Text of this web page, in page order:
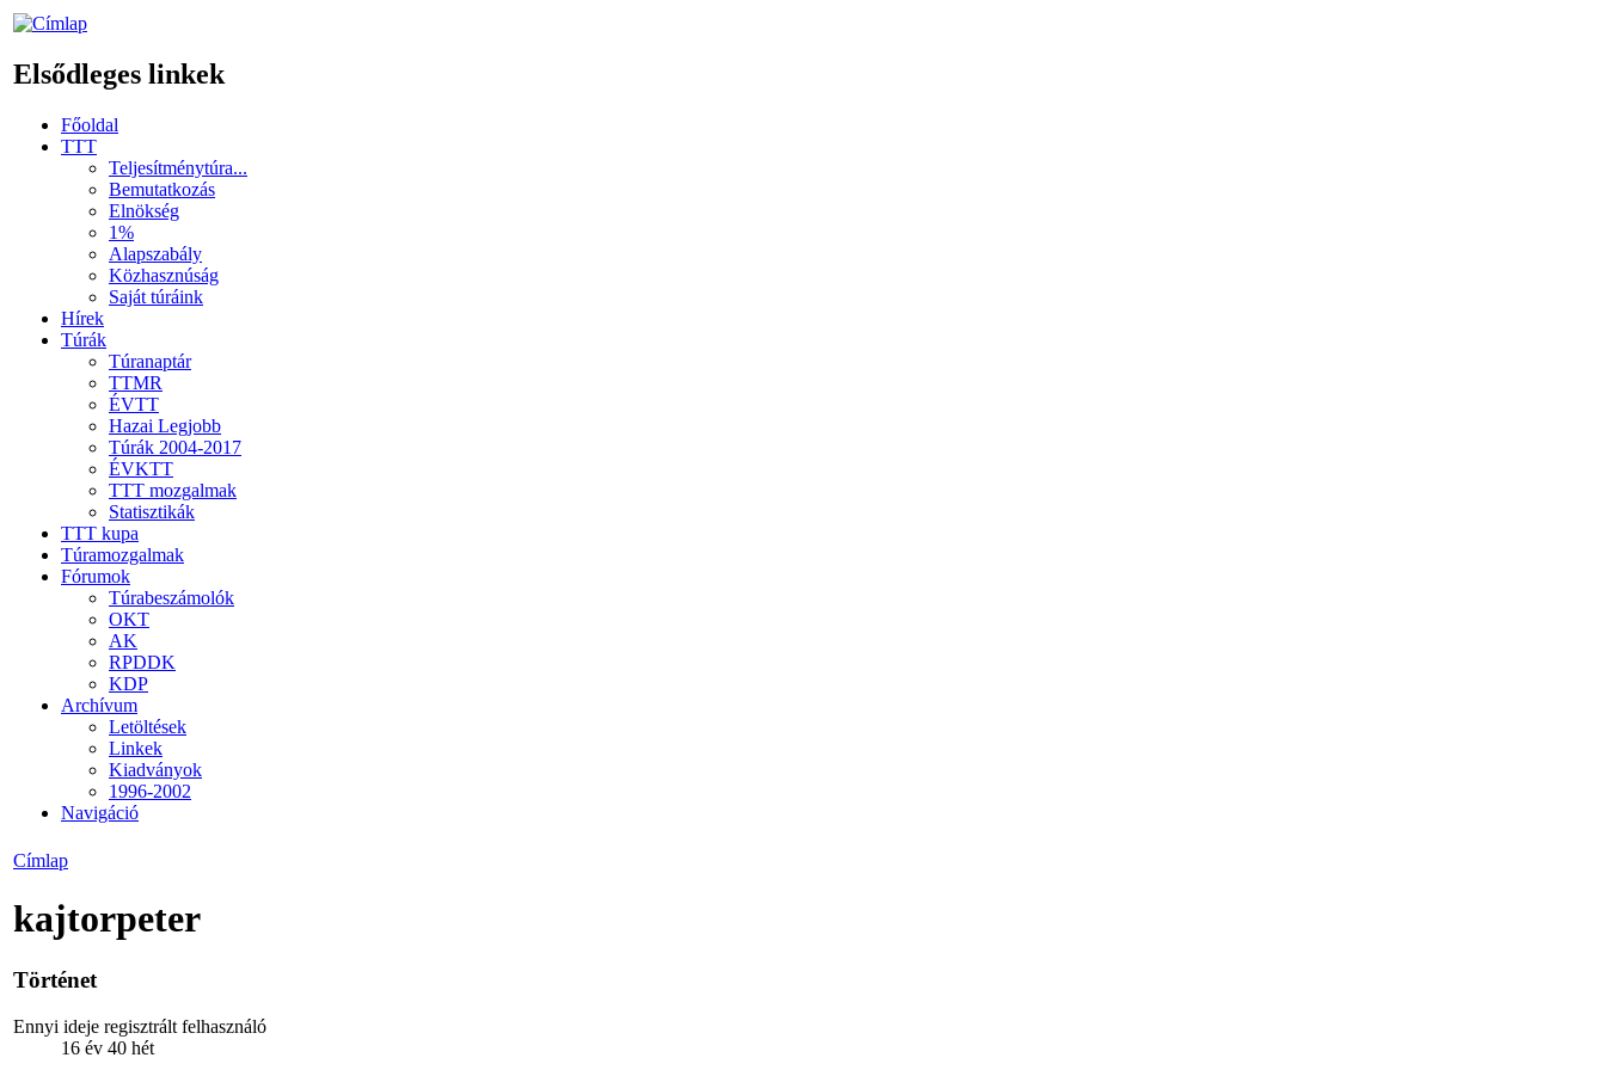
Elsődleges linkek
Főoldal
TTT
Teljesítménytúra...
Bemutatkozás
Elnökség
1%
Alapszabály
Közhasznúság
Saját túráink
Hírek
Túrák
Túranaptár
TTMR
ÉVTT
Hazai Legjobb
Túrák 2004-2017
ÉVKTT
TTT mozgalmak
Statisztikák
TTT kupa
Túramozgalmak
Fórumok
Túrabeszámolók
OKT
AK
RPDDK
KDP
Archívum
Letöltések
Linkek
Kiadványok
1996-2002
Navigáció
Címlap
kajtorpeter
Történet
Ennyi ideje regisztrált felhasználó
16 év 40 hét